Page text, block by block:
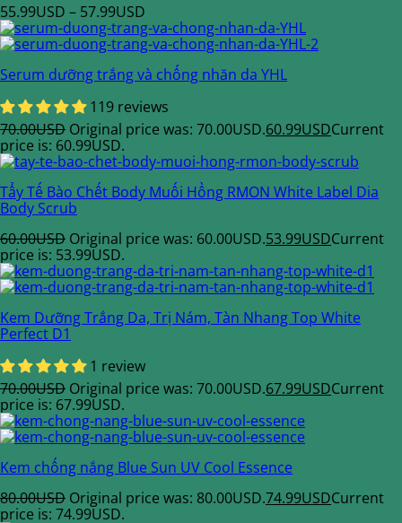
55.99USD – 57.99USD
Serum dưỡng trắng và chống nhăn da YHL
119 reviews
70.00USD Original price was: 70.00USD.60.99USDCurrent
price is: 60.99USD.
Tẩy Tế Bào Chết Body Muối Hồng RMON White Label Dia
Body Scrub
60.00USD Original price was: 60.00USD.53.99USDCurrent
price is: 53.99USD.
Kem Dưỡng Trắng Da, Trị Nám, Tàn Nhang Top White
Perfect D1
1 review
70.00USD Original price was: 70.00USD.67.99USDCurrent
price is: 67.99USD.
Kem chống nắng Blue Sun UV Cool Essence
80.00USD Original price was: 80.00USD.74.99USDCurrent
price is: 74.99USD.